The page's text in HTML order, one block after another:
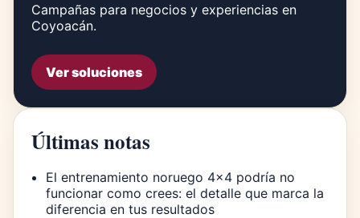
Campañas para negocios y experiencias en
Coyoacán.
Ver soluciones
Últimas notas
El entrenamiento noruego 4×4 podría no
funcionar como crees: el detalle que marca la
diferencia en tus resultados